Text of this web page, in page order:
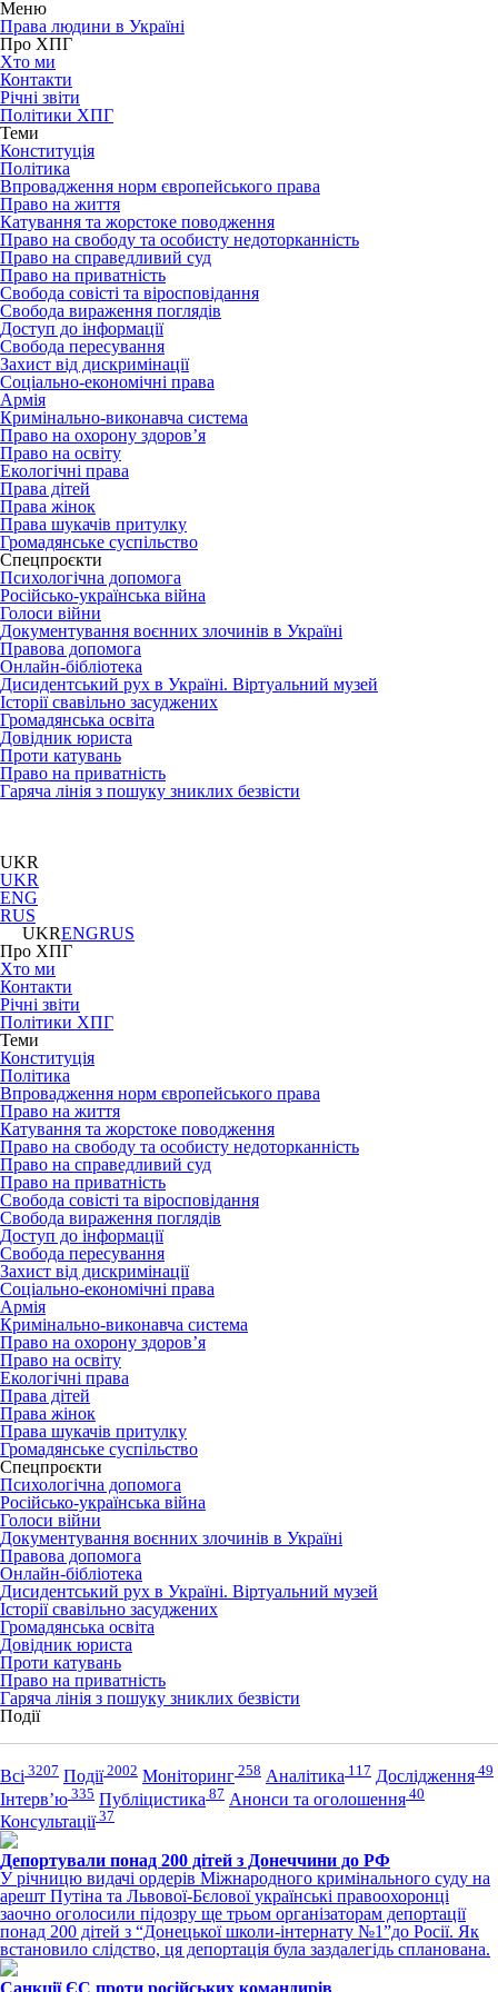
Меню
Права людини в Україні
Про ХПГ
Хто ми
Контакти
Річні звіти
Політики ХПГ
Теми
Конституція
Політика
Впровадження норм європейського права
Право на життя
Катування та жорстоке поводження
Право на свободу та особисту недоторканність
Право на справедливий суд
Право на приватність
Свобода совісті та віросповідання
Свобода вираження поглядів
Доступ до інформації
Свобода пересування
Захист від дискримінації
Соціально-економічні права
Армія
Кримінально-виконавча система
Право на охорону здоров’я
Право на освіту
Екологічні права
Права дітей
Права жінок
Права шукачів притулку
Громадянське суспільство
Спецпроєкти
Психологічна допомога
Російсько-українська війна
Голоси війни
Документування воєнних злочинів в Україні
Правова допомога
Онлайн-бібліотека
Дисидентський рух в Україні. Віртуальний музей
Історії свавільно засуджених
Громадянська освіта
Довідник юриста
Проти катувань
Право на приватність
Гаряча лінія з пошуку зниклих безвісти
UKR
UKR
ENG
RUS
UKRENGRUS
Про ХПГ
Хто ми
Контакти
Річні звіти
Політики ХПГ
Теми
Конституція
Політика
Впровадження норм європейського права
Право на життя
Катування та жорстоке поводження
Право на свободу та особисту недоторканність
Право на справедливий суд
Право на приватність
Свобода совісті та віросповідання
Свобода вираження поглядів
Доступ до інформації
Свобода пересування
Захист від дискримінації
Соціально-економічні права
Армія
Кримінально-виконавча система
Право на охорону здоров’я
Право на освіту
Екологічні права
Права дітей
Права жінок
Права шукачів притулку
Громадянське суспільство
Спецпроєкти
Психологічна допомога
Російсько-українська війна
Голоси війни
Документування воєнних злочинів в Україні
Правова допомога
Онлайн-бібліотека
Дисидентський рух в Україні. Віртуальний музей
Історії свавільно засуджених
Громадянська освіта
Довідник юриста
Проти катувань
Право на приватність
Гаряча лінія з пошуку зниклих безвісти
Події
Всі 3207 Події2002 Моніторинг 258 Аналітика 117 Дослідження 49
Інтерв’ю 335 Публіцистика 87 Анонси та оголошення 40
Консультації37
Депортували понад 200 дітей з Донеччини до РФ
У річницю видачі ордерів Міжнародного кримінального суду на
арешт Путіна та Львової-Бєлової українські правоохоронці
заочно оголосили підозру ще трьом організаторам депортації
понад 200 дітей з “Донецької школи-інтернату №1”до Росії. Як
встановило слідство, ця депортація була заздалегідь спланована.
Санкції ЄС проти російських командирів